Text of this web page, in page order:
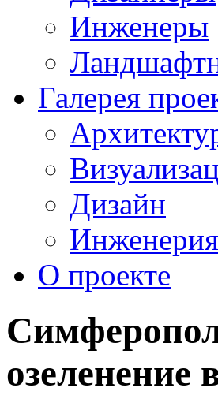
Инженеры
Галерея
Дизайн
Инженерия
О проекте
озеленение